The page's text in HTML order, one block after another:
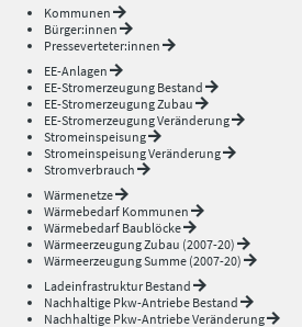
Kommunen
Bürger:innen
Presseverteter:innen
EE-Anlagen
EE-Stromerzeugung Bestand
EE-Stromerzeugung Zubau
EE-Stromerzeugung Veränderung
Stromeinspeisung
Stromeinspeisung Veränderung
Stromverbrauch
Wärmenetze
Wärmebedarf Kommunen
Wärmebedarf Baublöcke
Wärmeerzeugung Zubau (2007-20)
Wärmeerzeugung Summe (2007-20)
Ladeinfrastruktur Bestand
Nachhaltige Pkw-Antriebe Bestand
Nachhaltige Pkw-Antriebe Veränderung